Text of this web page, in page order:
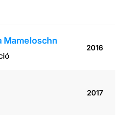
Mameloschn
2016
2017